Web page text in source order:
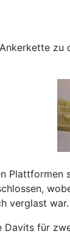
zu
verglast war.
für